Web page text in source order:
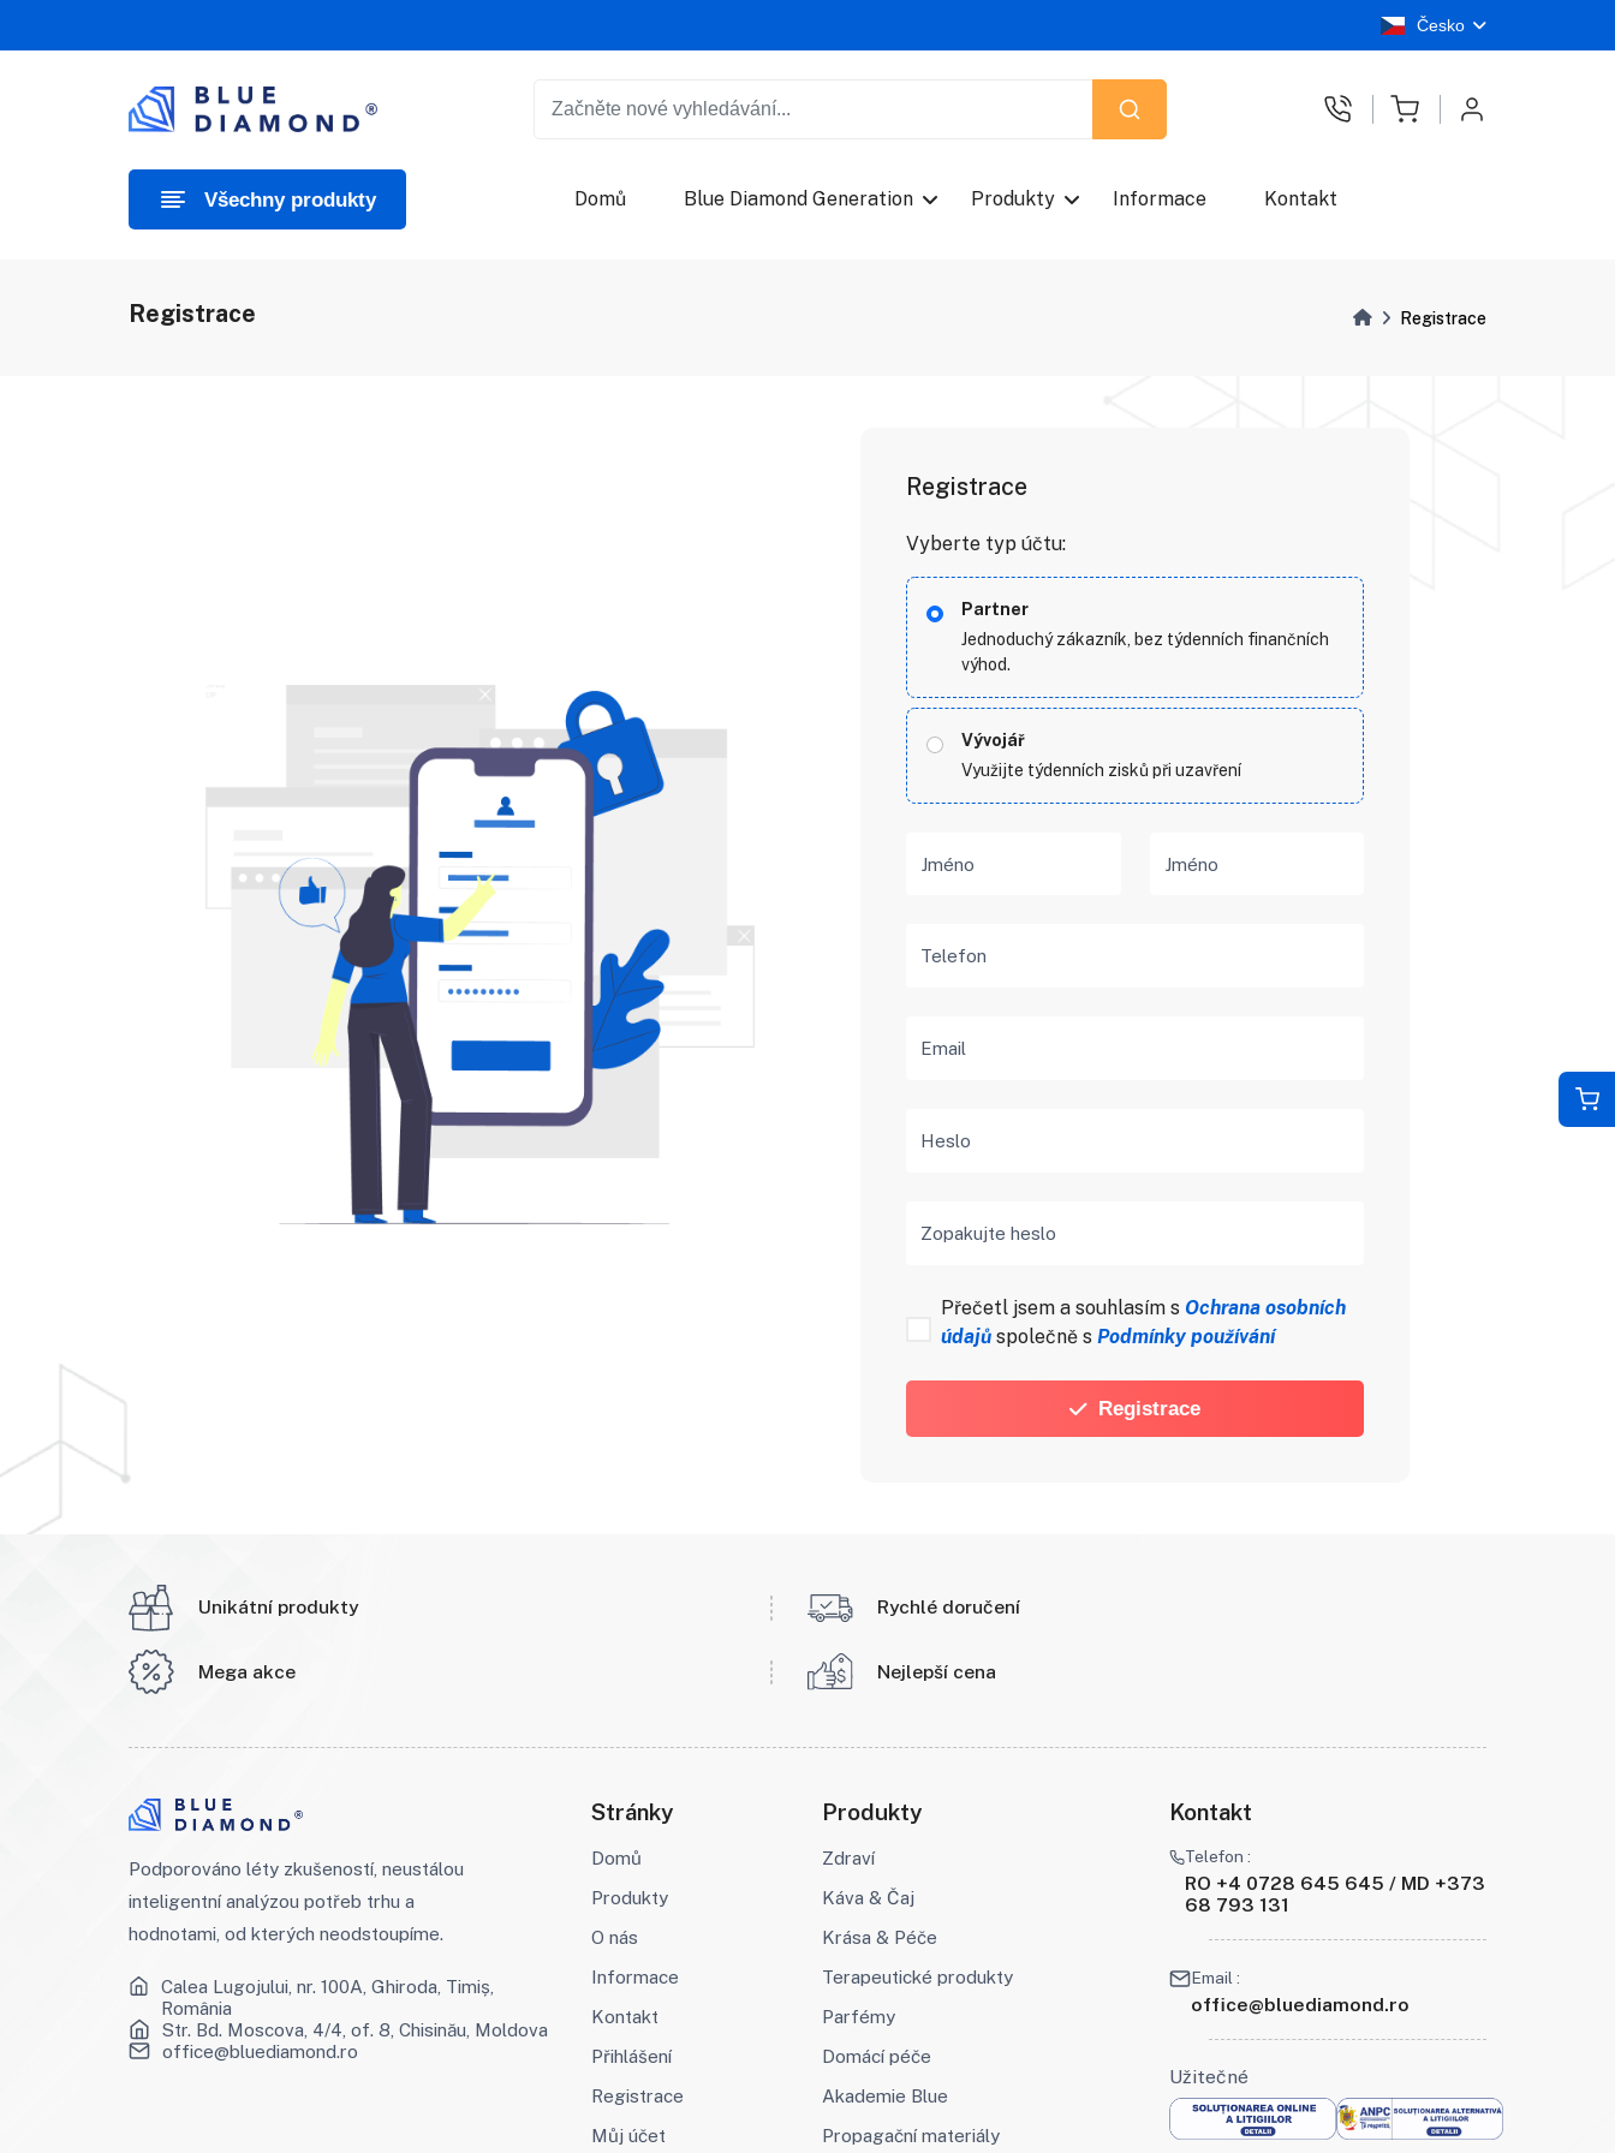
Česko
Všechny produkty Domů Blue Diamond Generation Produkty Informace Kontakt
Registrace Registrace
Registrace
Vyberte typ účtu:
Partner
Jednoduchý zákazník, bez týdenních finančních
výhod.
Vývojář
Využijte týdenních zisků při uzavření
Jméno Jméno
Telefon
Email
Heslo
Zopakujte heslo
Přečetl jsem a souhlasím s Ochrana osobních
údajůspolečně s Podmínky používání
Registrace
Unikátní produkty Rychlé doručení
Mega akce Nejlepší cena
Podporováno léty zkušeností, neustálou
inteligentní analýzou potřeb trhu a
hodnotami, od kterých neodstoupíme.
Calea Lugojului, nr. 100A, Ghiroda, Timiș,
România
Str. Bd. Moscova, 4/4, of. 8, Chisinău, Moldova
office@bluediamond.ro
Stránky
Domů
Produkty
O nás
Informace
Kontakt
Přihlášení
Registrace
Můj účet
Produkty
Zdraví
Káva & Čaj
Krása & Péče
Terapeutické produkty
Parfémy
Domácí péče
Akademie Blue
Propagační materiály
Kontakt
Telefon :
RO +4 0728 645 645 / MD +373
68 793 131
Email :
office@bluediamond.ro
Užitečné